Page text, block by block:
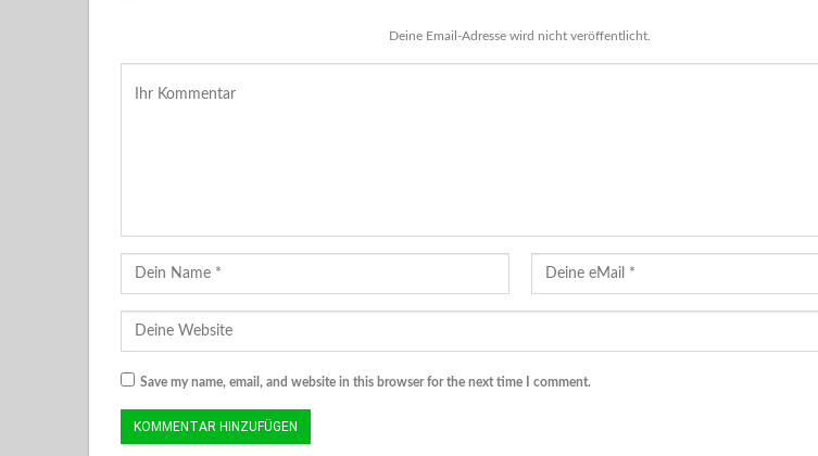
Deine Email-Adresse wird nicht veröffentlicht.
Save my name, email, and website in this browser for the next time I comment.